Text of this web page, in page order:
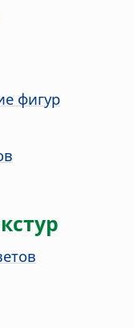
фигур